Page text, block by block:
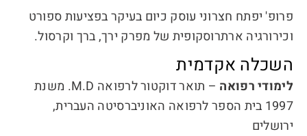
פרופ' יפתח חצרוני עוסק כיום בעיקר בפציעות ספורט
וכירורגיה ארתרוסקופית של מפרק ירך, ברך וקרסול.
השכלה אקדמית
לימודי רפואה
– תואר דוקטור לרפואה M.D. משנת
1997 בית הספר לרפואה האוניברסיטה העברית,
ירושלים